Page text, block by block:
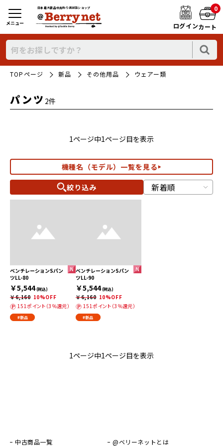
日本最大新品中古釣り具WEBショップ
ログイン
0
カート
メニュー
TOPページ 新品 その他用品 ウェアー類
パンツ 2件
1ページ中1ページ目を表示
機種名（モデル）一覧を見る
絞り込み
ベンチレーションSパン
ツLL-80
￥5,544(税込)
￥6,160 10%OFF
151ポイント（3％還元）
#新品
ベンチレーションSパン
ツLL-90
￥5,544(税込)
￥6,160 10%OFF
151ポイント（3％還元）
#新品
1ページ中1ページ目を表示
中古商品一覧 @ベリーネットとは